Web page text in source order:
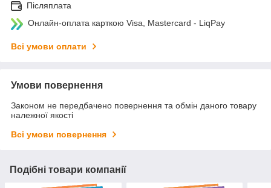
Післяплата
Онлайн-оплата карткою Visa, Mastercard - LiqPay
Всі умови оплати
Умови повернення
Законом не передбачено повернення та обмін даного товару
належної якості
Всі умови повернення
Подібні товари компанії